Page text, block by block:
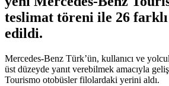
teslimat töreni ile 26
edildi.
Mercedes-Benz Türk’ün, kullanıcı ve
üst düzeyde yanıt verebilmek amacıyla
Tourismo otobüsler filolardaki yerini aldı.